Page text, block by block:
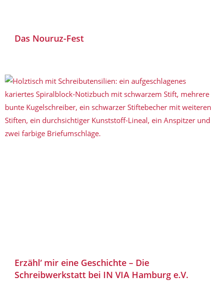
Das Nouruz-Fest​
Erzähl‘ mir eine Geschichte – Die
Schreibwerkstatt bei IN VIA Hamburg e.V.